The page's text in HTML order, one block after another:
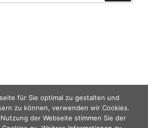
für Sie optimal zu gestalten und
zu können, verwenden wir Cookies.
der Webseite stimmen Sie der